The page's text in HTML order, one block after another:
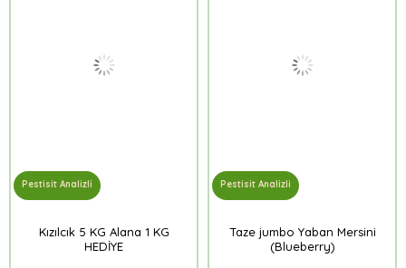
Kızılcık 5 KG Alana 1 KG
HEDİYE
Pestisit Analizli
Taze jumbo Yaban Mersini
(Blueberry)
Pestisit Analizli